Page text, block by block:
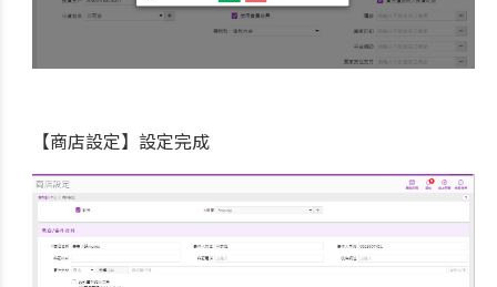
【商店設定】設定完成